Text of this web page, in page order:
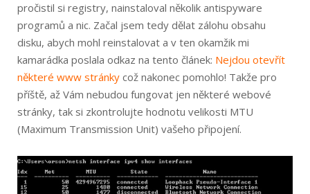
pročistil si registry, nainstaloval několik antispyware
programů a nic. Začal jsem tedy dělat zálohu obsahu
disku, abych mohl reinstalovat a v ten okamžik mi
kamarádka poslala odkaz na tento článek: Nejdou otevřít
některé www stránky což nakonec pomohlo! Takže pro
příště, až Vám nebudou fungovat jen některé webové
stránky, tak si zkontrolujte hodnotu velikosti MTU
(Maximum Transmission Unit) vašeho připojení.